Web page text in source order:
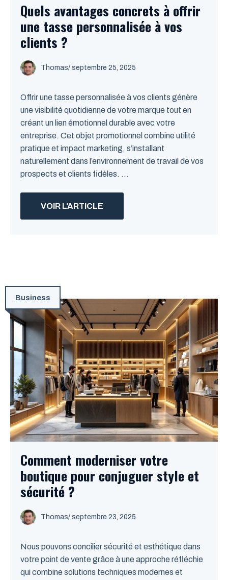
Quels avantages concrets à offrir
une tasse personnalisée à vos
clients ?
Thomas/ septembre 25, 2025
Offrir une tasse personnalisée à vos clients génère
une visibilité quotidienne de votre marque tout en
créant un lien émotionnel durable avec votre
entreprise. Cet objet promotionnel combine utilité
pratique et impact marketing, s’installant
naturellement dans l’environnement de travail de vos
prospects et clients fidèles. ...
VOIR L'ARTICLE
Business
Comment moderniser votre
boutique pour conjuguer style et
sécurité ?
Thomas/ septembre 23, 2025
Nous pouvons concilier sécurité et esthétique dans
votre point de vente grâce à une approche réfléchie
qui combine solutions techniques modernes et